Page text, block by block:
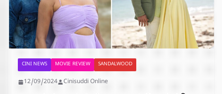
CINI NEWS MOVIE REVIEW SANDALWOOD
12/09/2024 Cinisuddi Online